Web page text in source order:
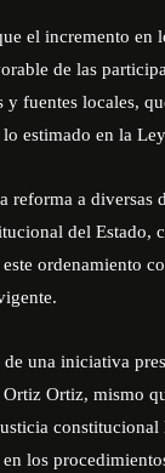
el incremento en
de las
fuentes locales,
estimado en la
reforma a diversas
del Estado,
ordenamiento
una iniciativa
Ortiz, mismo
los